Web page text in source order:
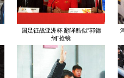
国足征战亚洲杯 翻译酷似“郭德
纲”抢镜